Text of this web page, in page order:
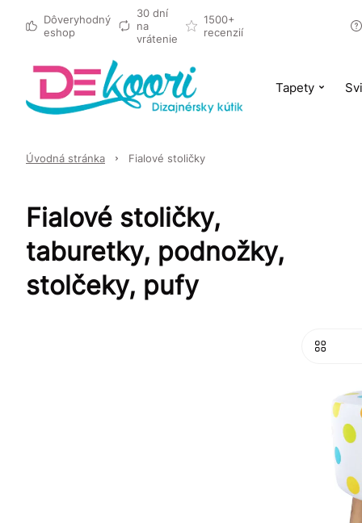
Dôveryhodný
eshop
30 dní
na
vrátenie
1500+
recenzií
Tapety
Úvodná stránka Fialové stoličky
Fialové stoličky,
taburetky, podnožky,
stolčeky, pufy